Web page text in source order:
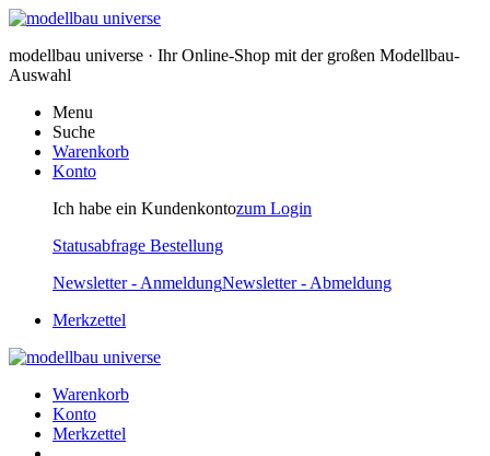
modellbau universe · Ihr Online-Shop mit der großen Modellbau-
Auswahl
Menu
Suche
Warenkorb
Konto
Ich habe ein Kundenkontozum Login
Statusabfrage Bestellung
Newsletter - AnmeldungNewsletter - Abmeldung
Merkzettel
Warenkorb
Konto
Merkzettel